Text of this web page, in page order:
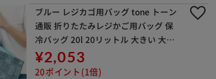
ブルー レジカゴ用バッグ tone トーン
通販 折りたたみレジかご用バッグ 保
冷バッグ 20l 20リットル 大きい 大容
量 コンパクト 収納 レジかご レジカゴ
巾着タイプ メッシュ 内ポケット
¥2,053
20ポイント(1倍)